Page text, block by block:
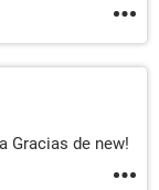
Gracias de new!